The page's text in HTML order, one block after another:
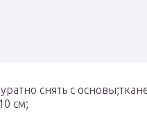
снять с
см;​